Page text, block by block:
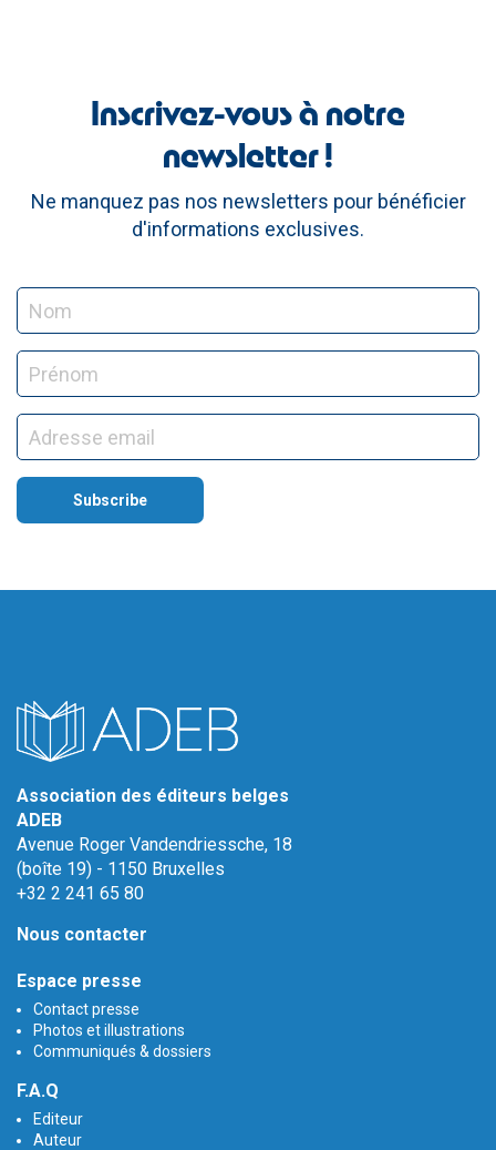
Inscrivez-vous à notre
newsletter !
Ne manquez pas nos newsletters pour bénéficier
d'informations exclusives.
Association des éditeurs belges
ADEB
Avenue Roger Vandendriessche, 18
(boîte 19) - 1150 Bruxelles
+32 2 241 65 80
Nous contacter
Espace presse
Contact presse
Photos et illustrations
Communiqués & dossiers
F.A.Q
Editeur
Auteur